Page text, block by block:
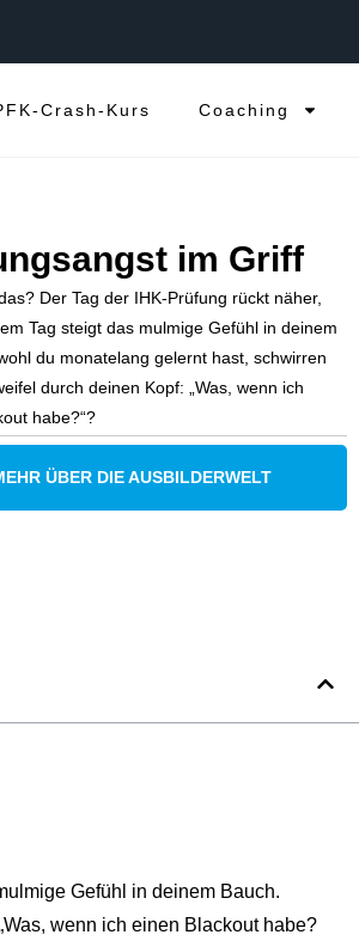
Crash-Kurs Coaching
im Griff
Der Tag der IHK-Prüfung rückt näher,
Tag steigt das mulmige Gefühl in deinem
du monatelang gelernt hast, schwirren
durch deinen Kopf: „Was, wenn ich
habe?“?
ÜBER DIE AUSBILDERWELT
Gefühl in deinem Bauch.
wenn ich einen Blackout habe?